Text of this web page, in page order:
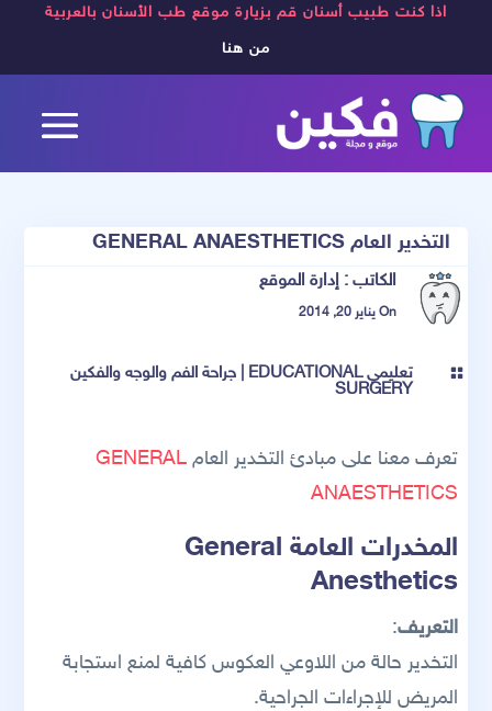
اذا كنت طبيب أسنان قم بزيارة موقع طب الأسنان بالعربية
من هنا
التخدير العام GENERAL ANAESTHETICS
الكاتب :إدارة الموقع
On يناير 20, 2014
 تعليمي EDUCATIONAL |جراحة الفم والوجه والفكين
SURGERY
تعرف معنا على مبادئ التخدير العامGENERAL
ANAESTHETICS
المخدرات العامة General
Anesthetics
التعريف:
التخدير حالة من اللاوعي العكوس كافية لمنع استجابة
المريض للإجراءات الجراحية.